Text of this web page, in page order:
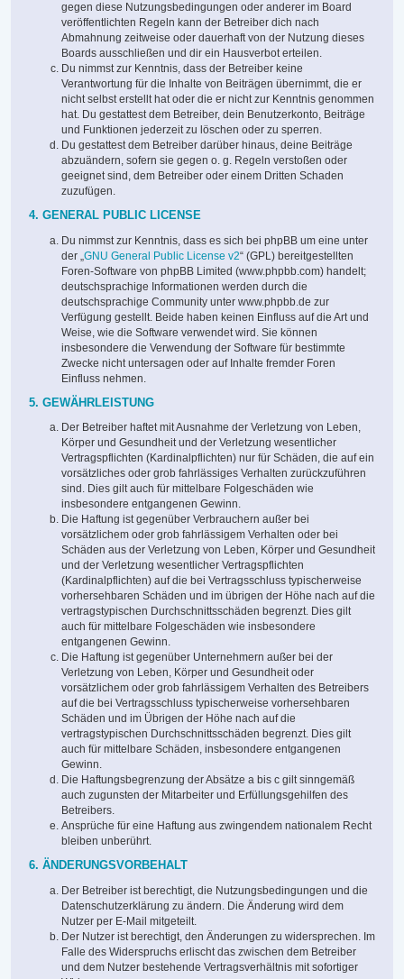
gegen diese Nutzungsbedingungen oder anderer im Board
veröffentlichten Regeln kann der Betreiber dich nach
Abmahnung zeitweise oder dauerhaft von der Nutzung dieses
Boards ausschließen und dir ein Hausverbot erteilen.
Du nimmst zur Kenntnis, dass der Betreiber keine
Verantwortung für die Inhalte von Beiträgen übernimmt, die er
nicht selbst erstellt hat oder die er nicht zur Kenntnis genommen
hat. Du gestattest dem Betreiber, dein Benutzerkonto, Beiträge
und Funktionen jederzeit zu löschen oder zu sperren.
Du gestattest dem Betreiber darüber hinaus, deine Beiträge
abzuändern, sofern sie gegen o. g. Regeln verstoßen oder
geeignet sind, dem Betreiber oder einem Dritten Schaden
zuzufügen.
4. GENERAL PUBLIC LICENSE
Du nimmst zur Kenntnis, dass es sich bei phpBB um eine unter
der „ GNU General Public License v2“ (GPL) bereitgestellten
Foren-Software von phpBB Limited (www.phpbb.com) handelt;
deutschsprachige Informationen werden durch die
deutschsprachige Community unter www.phpbb.de zur
Verfügung gestellt. Beide haben keinen Einfluss auf die Art und
Weise, wie die Software verwendet wird. Sie können
insbesondere die Verwendung der Software für bestimmte
Zwecke nicht untersagen oder auf Inhalte fremder Foren
Einfluss nehmen.
5. GEWÄHRLEISTUNG
Der Betreiber haftet mit Ausnahme der Verletzung von Leben,
Körper und Gesundheit und der Verletzung wesentlicher
Vertragspflichten (Kardinalpflichten) nur für Schäden, die auf ein
vorsätzliches oder grob fahrlässiges Verhalten zurückzuführen
sind. Dies gilt auch für mittelbare Folgeschäden wie
insbesondere entgangenen Gewinn.
Die Haftung ist gegenüber Verbrauchern außer bei
vorsätzlichem oder grob fahrlässigem Verhalten oder bei
Schäden aus der Verletzung von Leben, Körper und Gesundheit
und der Verletzung wesentlicher Vertragspflichten
(Kardinalpflichten) auf die bei Vertragsschluss typischerweise
vorhersehbaren Schäden und im übrigen der Höhe nach auf die
vertragstypischen Durchschnittsschäden begrenzt. Dies gilt
auch für mittelbare Folgeschäden wie insbesondere
entgangenen Gewinn.
Die Haftung ist gegenüber Unternehmern außer bei der
Verletzung von Leben, Körper und Gesundheit oder
vorsätzlichem oder grob fahrlässigem Verhalten des Betreibers
auf die bei Vertragsschluss typischerweise vorhersehbaren
Schäden und im Übrigen der Höhe nach auf die
vertragstypischen Durchschnittsschäden begrenzt. Dies gilt
auch für mittelbare Schäden, insbesondere entgangenen
Gewinn.
Die Haftungsbegrenzung der Absätze a bis c gilt sinngemäß
auch zugunsten der Mitarbeiter und Erfüllungsgehilfen des
Betreibers.
Ansprüche für eine Haftung aus zwingendem nationalem Recht
bleiben unberührt.
6. ÄNDERUNGSVORBEHALT
Der Betreiber ist berechtigt, die Nutzungsbedingungen und die
Datenschutzerklärung zu ändern. Die Änderung wird dem
Nutzer per E-Mail mitgeteilt.
Der Nutzer ist berechtigt, den Änderungen zu widersprechen. Im
Falle des Widerspruchs erlischt das zwischen dem Betreiber
und dem Nutzer bestehende Vertragsverhältnis mit sofortiger